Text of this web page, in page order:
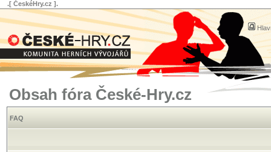
.[ ČeskéHry.cz ].
Obsah fóra České-Hry.cz
FAQ